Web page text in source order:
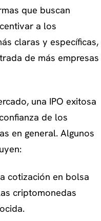
que buscan
a los
claras y específicas,
de más empresas
una IPO exitosa
de los
en general. Algunos
cotización en bolsa
criptomonedas